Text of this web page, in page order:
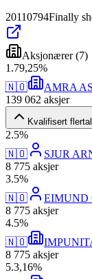
20110794Finally
Aksjonærer(7)
1 .79,25%
🇳🇴
AMRA AS
139 062 aksjer
Kvalifisert
2.5%
🇳🇴
SJUR
8 775 aksjer
3.5%
🇳🇴
EIMUND
8 775 aksjer
4.5%
🇳🇴
8 775 aksjer
5.3,16%